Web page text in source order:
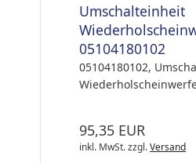
Umschalteinheit
05104180102
05104180102,
95,35 EUR
inkl. MwSt.zzgl.Versand